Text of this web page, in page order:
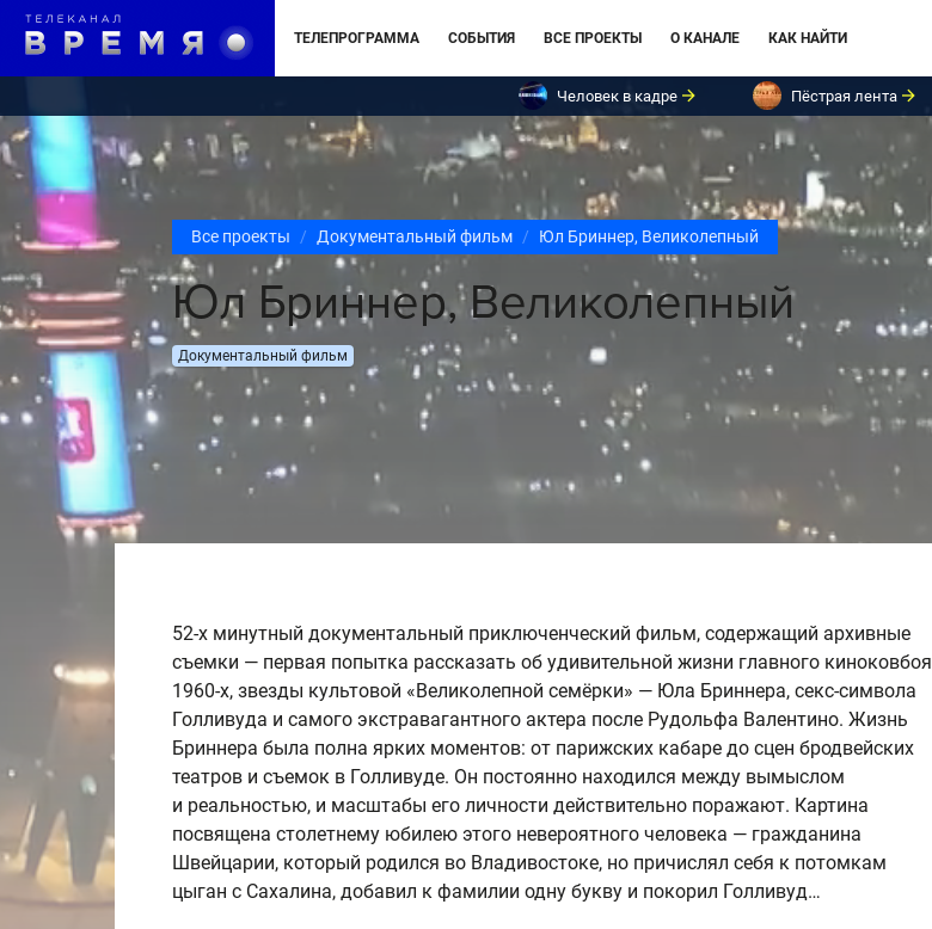
ТЕЛЕПРОГРАММА СОБЫТИЯ ВСЕ ПРОЕКТЫ О КАНАЛЕ КАК НАЙТИ
Человек в кадре Пёстрая лента
Все проекты Документальный фильм Юл Бриннер, Великолепный
Юл Бриннер, Великолепный
Документальный фильм
52-х минутный документальный приключенческий фильм, содержащий архивные
съемки — первая попытка рассказать об удивительной жизни главного киноковбоя
1960-х, звезды культовой «Великолепной семёрки» — Юла Бриннера, секс-символа
Голливуда и самого экстравагантного актера после Рудольфа Валентино. Жизнь
Бриннера была полна ярких моментов: от парижских кабаре до сцен бродвейских
театров и съемок в Голливуде. Он постоянно находился между вымыслом
и реальностью, и масштабы его личности действительно поражают. Картина
посвящена столетнему юбилею этого невероятного человека — гражданина
Швейцарии, который родился во Владивостоке, но причислял себя к потомкам
цыган с Сахалина, добавил к фамилии одну букву и покорил Голливуд…